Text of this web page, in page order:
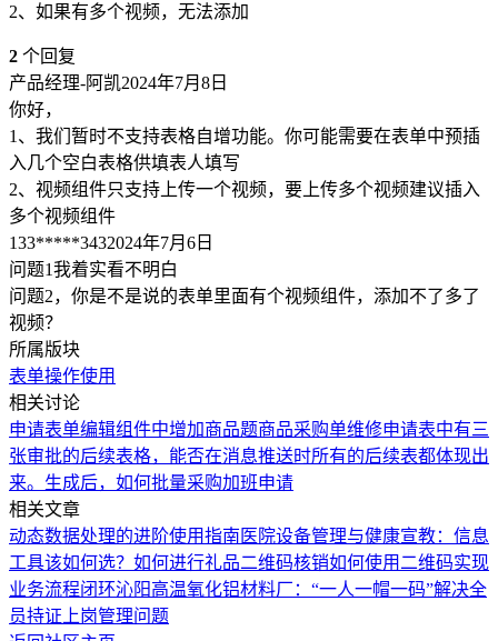
2、如果有多个视频，无法添加
2 个回复
产品经理-阿凯2024年7月8日
你好，
1、我们暂时不支持表格自增功能。你可能需要在表单中预插
入几个空白表格供填表人填写
2、视频组件只支持上传一个视频，要上传多个视频建议插入
多个视频组件
133*****3432024年7月6日
问题1我着实看不明白
问题2，你是不是说的表单里面有个视频组件，添加不了多了
视频？
所属版块
表单操作使用
相关讨论
申请表单编辑组件中增加商品题商品采购单维修申请表中有三
张审批的后续表格，能否在消息推送时所有的后续表都体现出
来。 生成后，如何批量采购加班申请
相关文章
动态数据处理的进阶使用指南 医院设备管理与健康宣教：信息
工具该如何选？ 如何进行礼品二维码核销如何使用二维码实现
业务流程闭环沁阳高温氧化铝材料厂：“一人一帽一码”解决全
员持证上岗管理问题